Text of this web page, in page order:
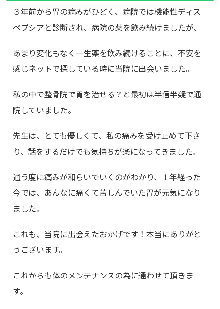
３年前から胃の病みがひどく、病院では機能性ディス
ペプシアと診断され、病院の薬を飲み続けましたが、
あまり変化もなく一生薬を飲み続けることに、不安を
感じネットで探している時に当院に出会いました。
私の中で整骨院で胃を治せる？と最初は半信半疑で通
院していました。
先生は、とても優しくて、私の痛みを受け止めて下さ
り、話をするだけでも気持ちが楽になってきました。
通う度に痛みが和らいでいくのがわかり、１年経った
今では、あんなに痛くて苦しんでいた胃が元気になり
ました。
これも、当院に出会えたおかげです！本当にありがと
うございます。
これからも体のメンテナンスの為に通わせて頂きま
す。